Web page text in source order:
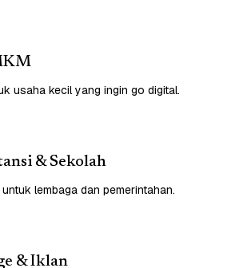
usaha kecil yang ingin go digital.
& Sekolah
lembaga dan pemerintahan.
& Iklan